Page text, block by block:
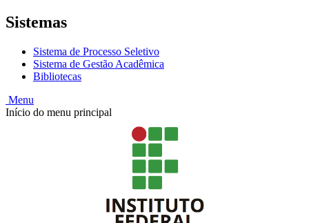
Sistemas
Sistema de Processo Seletivo
Sistema de Gestão Acadêmica
Bibliotecas
Menu
Início do menu principal